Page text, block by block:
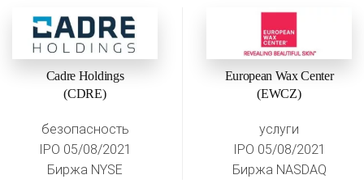
Cadre Holdings
(CDRE)
безопасность
IPO 05/08/2021
Биржа NYSE
European Wax Center
(EWCZ)
услуги
IPO 05/08/2021
Биржа NASDAQ